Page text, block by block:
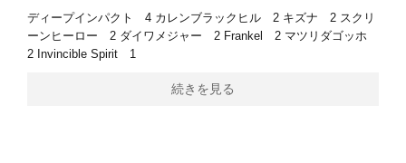
ディープインパクト 4 カレンブラックヒル 2 キズナ 2 スクリ
ーンヒーロー 2 ダイワメジャー 2 Frankel 2 マツリダゴッホ
2 Invincible Spirit 1
続きを見る